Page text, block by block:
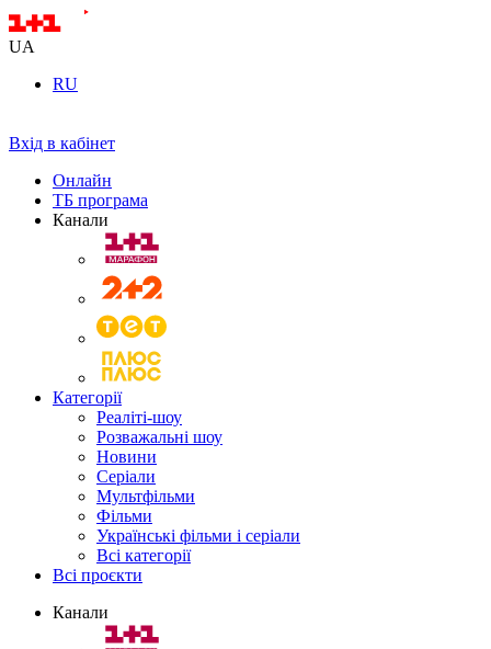
UA
RU
Вхід в кабінет
Онлайн
ТБ програма
Канали
Категорії
Реаліті-шоу
Розважальні шоу
Новини
Серіали
Мультфільми
Фільми
Українські фільми і серіали
Всі категорії
Всі проєкти
Канали